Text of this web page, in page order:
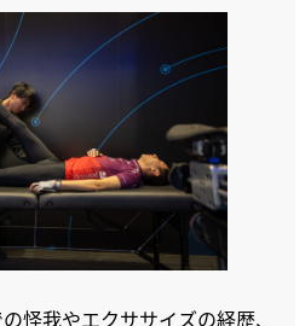
怪我やエクササイズの経歴、